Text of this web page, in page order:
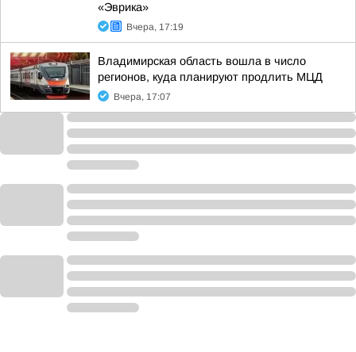
«Эврика»
Вчера, 17:19
Владимирская область вошла в число
регионов, куда планируют продлить МЦД
Вчера, 17:07